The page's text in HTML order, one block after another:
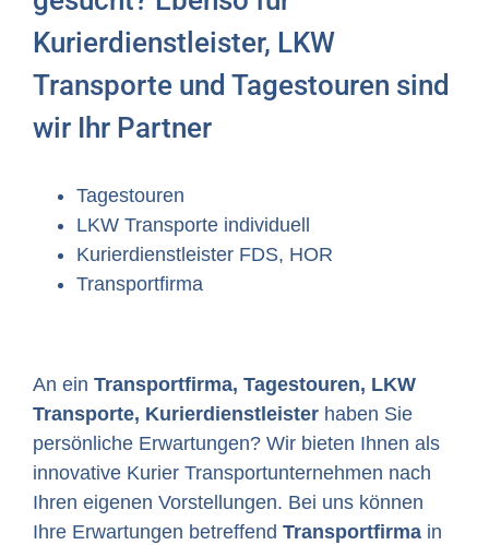
Kurierdienstleister, LKW
Transporte und Tagestouren sind
wir Ihr Partner
Tagestouren
LKW Transporte individuell
Kurierdienstleister FDS, HOR
Transportfirma
An ein Transportfirma, Tagestouren, LKW
Transporte, Kurierdienstleister haben Sie
persönliche Erwartungen? Wir bieten Ihnen als
innovative Kurier Transportunternehmen nach
Ihren eigenen Vorstellungen. Bei uns können
Ihre Erwartungen betreffend Transportfirma in